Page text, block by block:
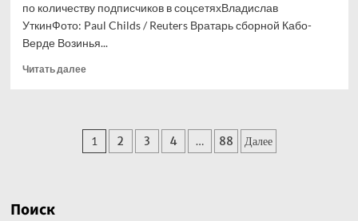
по количеству подписчиков в соцсетяхВладислав
УткинФото: Paul Childs / Reuters Вратарь сборной Кабо-
Верде Возинья...
Читать далееПрочитать
сборной
Кабо-
Пагинация
1 2 3 4 … 88 Далее
Поиск